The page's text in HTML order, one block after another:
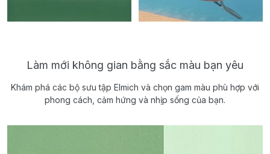
Làm mới không gian bằng sắc màu bạn yêu
Khám phá các bộ sưu tập Elmich và chọn gam màu phù hợp với
phong cách, cảm hứng và nhịp sống của bạn.